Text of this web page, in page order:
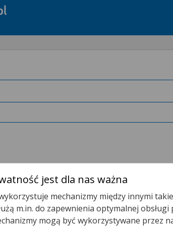
Wyszukaj
jest dla nas ważna
mechanizmy między innymi
m.in. do zapewnienia optymalnej
mogą być wykorzystywane przez